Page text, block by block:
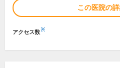
この医院の
アクセス数※